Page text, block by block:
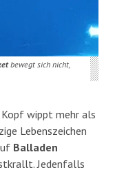
bewegt sich nicht,
Kopf wippt mehr als
Lebenszeichen
Balladen
Jedenfalls